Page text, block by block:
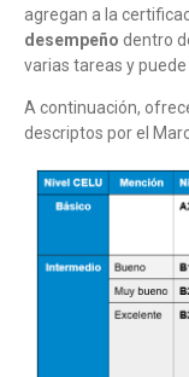
agregan a la
desempeño dentro
varias tareas y
A continuación,
descriptos por el